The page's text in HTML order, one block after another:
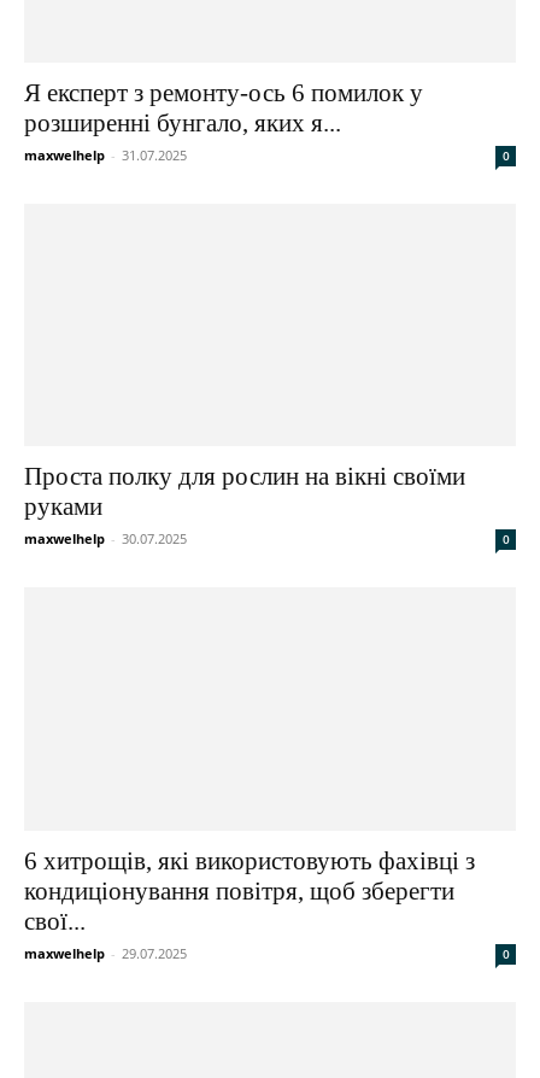
Я експерт з ремонту-ось 6 помилок у
розширенні бунгало, яких я...
maxwelhelp - 31.07.2025 0
Проста полку для рослин на вікні своїми
руками
maxwelhelp - 30.07.2025 0
6 хитрощів, які використовують фахівці з
кондиціонування повітря, щоб зберегти
свої...
maxwelhelp - 29.07.2025 0